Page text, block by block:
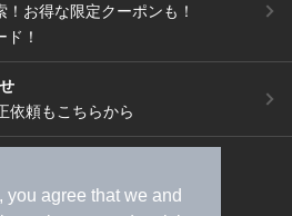
you agree that we and
お得な限定クーポンも！
！
依頼もこちらから
請求）
広告出稿のご案内